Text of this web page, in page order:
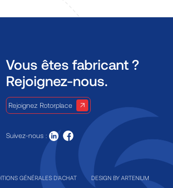
Vous êtes fabricant ?
Rejoignez-nous.
Rejoignez Rotorplace
Suivez-nous :
GÉNÉRALES D'ACHAT DESIGN BY ARTENIUM